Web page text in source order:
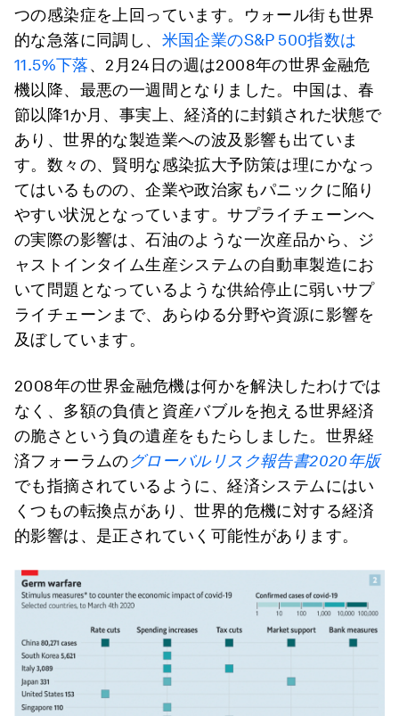
つの感染症を上回っています。ウォール街も世界
的な急落に同調し、 米国企業のS&P 500指数は
11.5%下落、2月24日の週は2008年の世界金融危
機以降、最悪の一週間となりました。中国は、春
節以降1か月、事実上、経済的に封鎖された状態で
あり、世界的な製造業への波及影響も出ていま
す。数々の、賢明な感染拡大予防策は理にかなっ
てはいるものの、企業や政治家もパニックに陥り
やすい状況となっています。サプライチェーンへ
の実際の影響は、石油のような一次産品から、ジ
ャストインタイム生産システムの自動車製造にお
いて問題となっているような供給停止に弱いサプ
ライチェーンまで、あらゆる分野や資源に影響を
及ぼしています。
2008年の世界金融危機は何かを解決したわけでは
なく、多額の負債と資産バブルを抱える世界経済
の脆さという負の遺産をもたらしました。世界経
済フォーラムのグローバルリスク報告書2020年版
でも指摘されているように、経済システムにはい
くつもの転換点があり、世界的危機に対する経済
的影響は、是正されていく可能性があります。